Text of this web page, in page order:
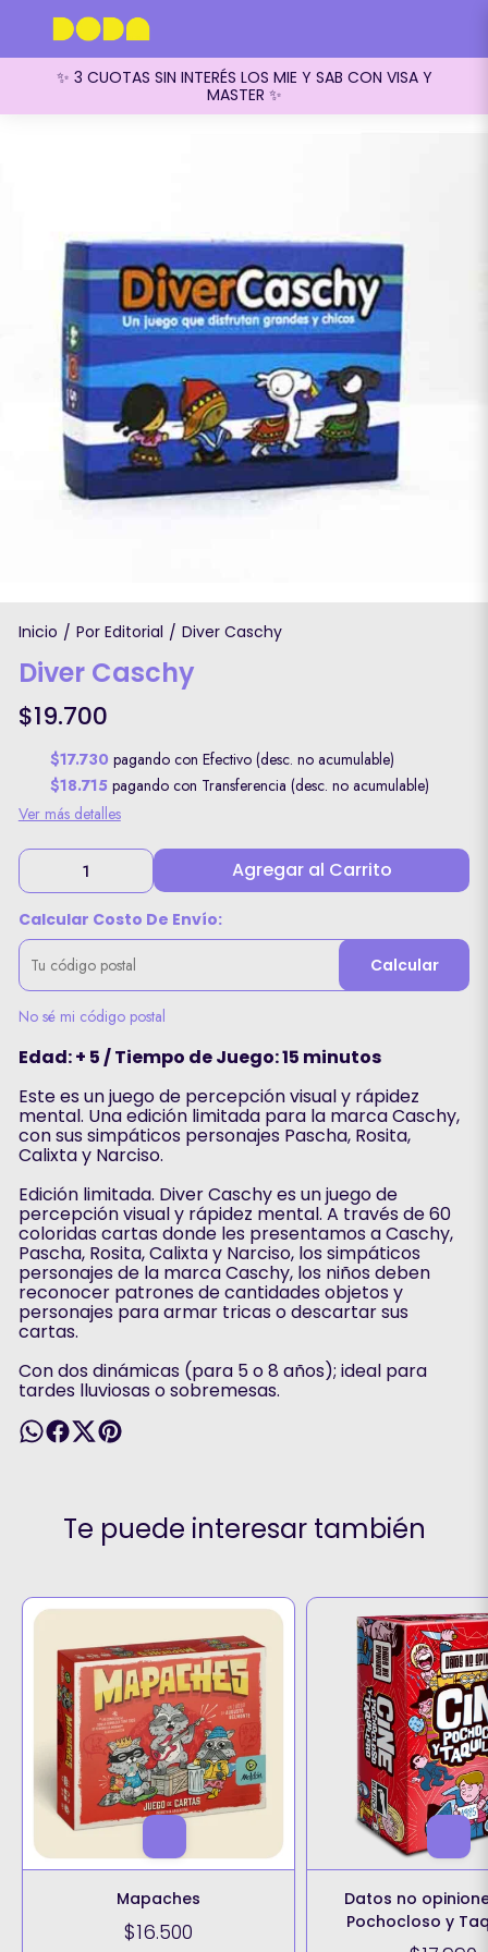
✨ 3 CUOTAS SIN INTERÉS LOS MIE Y SAB CON VISA Y
MASTER ✨
Inicio / Por Editorial / Diver Caschy
Diver Caschy
$19.700
$17.730 pagando con Efectivo (desc. no acumulable)
$18.715 pagando con Transferencia (desc. no acumulable)
Ver más detalles
Agregar al Carrito
Calcular Costo De Envío:
Calcular
No sé mi código postal
Edad: + 5 / Tiempo de Juego: 15 minutos
Este es un juego de percepción visual y rápidez
mental. Una edición limitada para la marca Caschy,
con sus simpáticos personajes Pascha, Rosita,
Calixta y Narciso.
Edición limitada. Diver Caschy es un juego de
percepción visual y rápidez mental. A través de 60
coloridas cartas donde les presentamos a Caschy,
Pascha, Rosita, Calixta y Narciso, los simpáticos
personajes de la marca Caschy, los niños deben
reconocer patrones de cantidades objetos y
personajes para armar tricas o descartar sus
cartas.
Con dos dinámicas (para 5 o 8 años); ideal para
tardes lluviosas o sobremesas.
Te puede interesar también
Mapaches
$16.500
Datos no
Pochocloso y